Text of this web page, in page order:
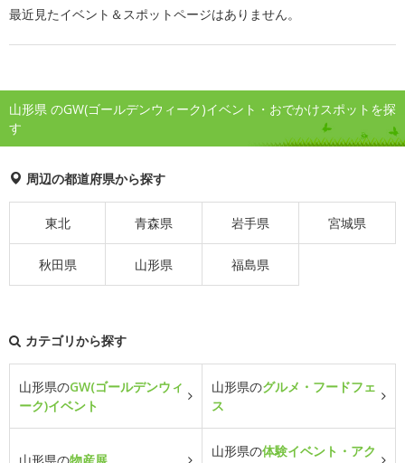
最近見たイベント＆スポットページはありません。
山形県 のGW(ゴールデンウィーク)イベント・おでかけスポットを探
す
周辺の都道府県から探す
東北 青森県 岩手県 宮城県
秋田県 山形県 福島県
カテゴリから探す
山形県のGW(ゴールデンウィ
ーク)イベント
山形県のグルメ・フードフェ
ス
山形県の体験イベント・アク